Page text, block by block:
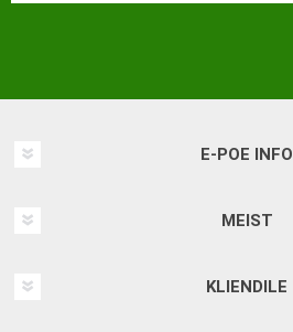
E-POE INFO
MEIST
KLIENDILE